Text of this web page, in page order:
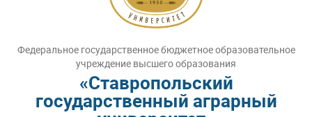
Федеральное государственное бюджетное образовательное
учреждение высшего образования
«Ставропольский
государственный аграрный